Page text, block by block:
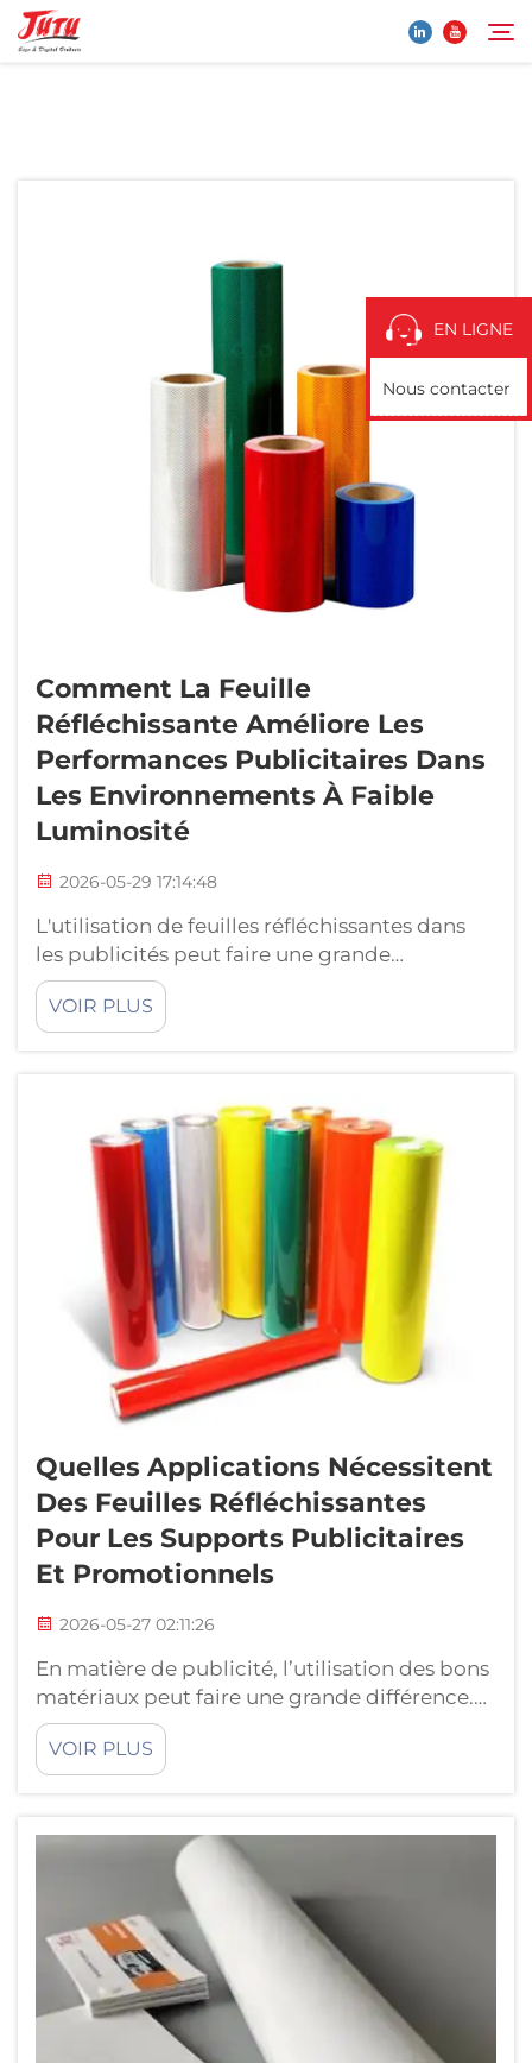
À Propos De Nous
Contactez-Nous
EN LIGNE
Nous contacter
Comment La Feuille
Réfléchissante Améliore Les
Performances Publicitaires Dans
Les Environnements À Faible
Luminosité
2026-05-29 17:14:48
L'utilisation de feuilles réfléchissantes dans
les publicités peut faire une grande
différence, notamment lorsqu'il fait sombre à
l'extérieur. JUTU constate que ces feuilles
spéciales permettent de rendre les panneaux
nuageux, les feuilles réfléchissantes captent la
lumière des phares des véhicules ou des
lampadaires...
VOIR PLUS
Quelles Applications Nécessitent
Des Feuilles Réfléchissantes
Pour Les Supports Publicitaires
Et Promotionnels
2026-05-27 02:11:26
En matière de publicité, l’utilisation des bons
matériaux peut faire une grande différence.
Un type clé est la feuille réfléchissante. Ces
feuilles captent la lumière et brillent
intensément, ce qui les rend particulièrement
propose des feuilles réfléchissantes de haute
qualité qui aident les bus...
VOIR PLUS